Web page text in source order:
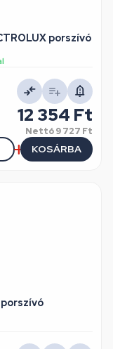
porszívó
12 354 Ft
Nettó9 727 Ft
KOSÁRBA
porszívó